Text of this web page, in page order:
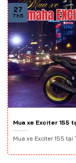
Mua xe Exciter 155
Mua xe Exciter 155 tại
27
Th5